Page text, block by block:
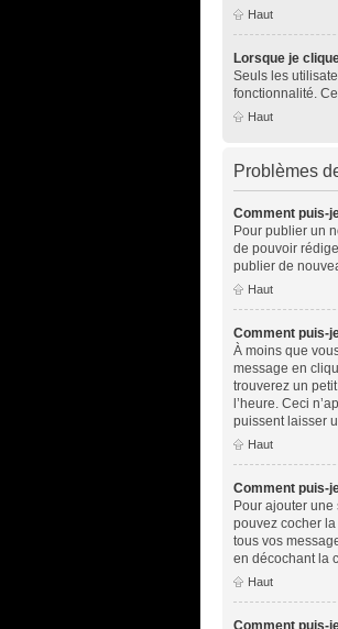
Haut
Lorsque je
Seuls les
fonctionnalité.
Haut
Problèmes
Comment puis-
Pour publier un
de pouvoir
publier de
Haut
Comment puis-
À moins que
message en
trouverez un
l’heure. Ceci
puissent laisser
Haut
Comment puis-
Pour ajouter une
pouvez cocher la
tous vos
en décochant la
Haut
Comment puis-